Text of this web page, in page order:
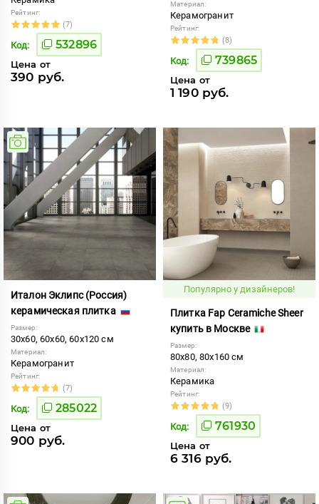
Рейтинг:
(7)
Код: 532896
Цена от
390 руб.
Материал:
Керамогранит
Рейтинг:
(8)
Код: 739865
Цена от
1 190 руб.
Италон Эклипс (Россия)
керамическая плитка
Размер:
30x60, 60x60, 60x120 см
Материал:
Керамогранит
Рейтинг:
(7)
Код: 285022
Цена от
900 руб.
Популярно у дизайнеров!
Плитка Fap Ceramiche Sheer
купить в Москве
Размер:
80x80, 80x160 см
Материал:
Керамика
Рейтинг:
(9)
Код: 761930
Цена от
6 316 руб.